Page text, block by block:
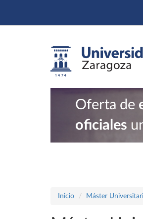
Oferta de
oficiales
Inicio Máster